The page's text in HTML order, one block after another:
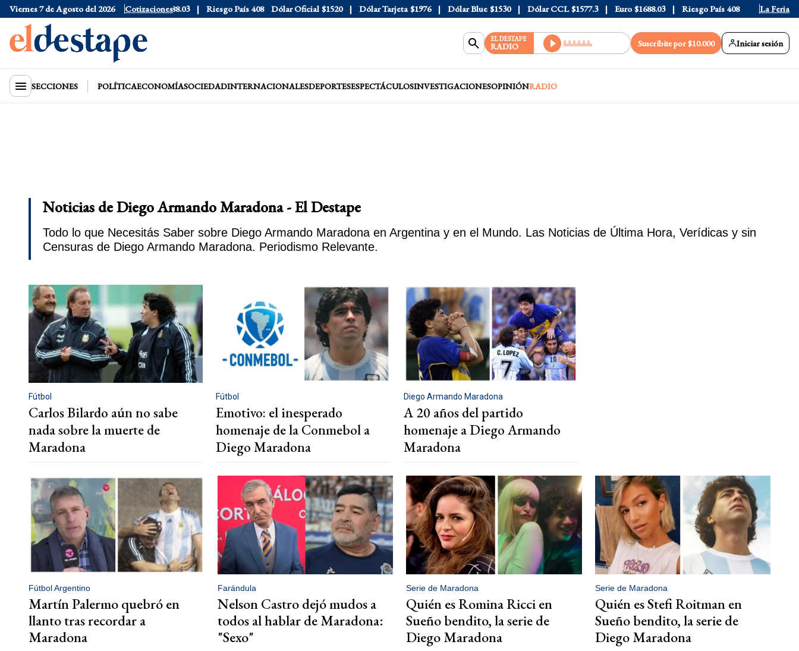
Viernes 7 de Agosto del 2026 Cotizaciones
Dólar CCL $1577.3 Euro $1688.03 Riesgo País 408 Dólar Oficial $1520 Dólar Tarjeta $1976 Dólar Blue $1530 Dólar CCL $1577.3 Euro $1688.03 Riesgo País 408 La Feria
EL DESTAPE
RADIO Suscribite por $10.000 Iniciar sesión
SECCIONES POLÍTICAECONOMÍASOCIEDADINTERNACIONALESDEPORTESESPECTÁCULOSINVESTIGACIONESOPINIÓNRADIO
Noticias de Diego Armando Maradona - El Destape
Todo lo que Necesitás Saber sobre Diego Armando Maradona en Argentina y en el Mundo. Las Noticias de Última Hora, Verídicas y sin
Censuras de Diego Armando Maradona. Periodismo Relevante.
Fútbol
Carlos Bilardo aún no sabe
nada sobre la muerte de
Maradona
Fútbol
Emotivo: el inesperado
homenaje de la Conmebol a
Diego Maradona
Diego Armando Maradona
A 20 años del partido
homenaje a Diego Armando
Maradona
Fútbol Argentino
Martín Palermo quebró en
llanto tras recordar a
Maradona
Farándula
Nelson Castro dejó mudos a
todos al hablar de Maradona:
"Sexo"
Serie de Maradona
Quién es Romina Ricci en
Sueño bendito, la serie de
Diego Maradona
Serie de Maradona
Quién es Stefi Roitman en
Sueño bendito, la serie de
Diego Maradona